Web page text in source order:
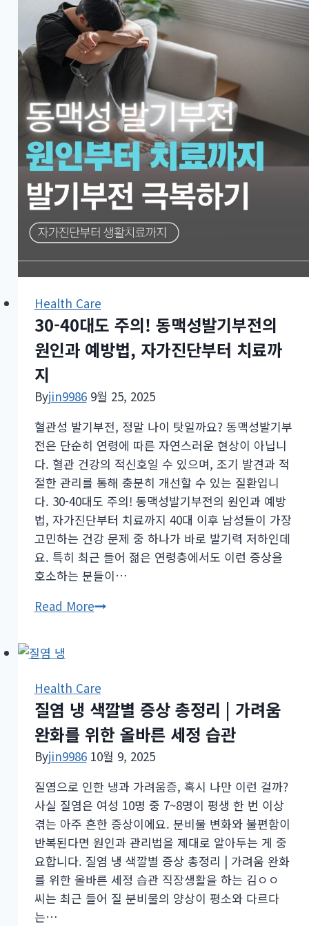
Health Care
30-40대도 주의! 동맥성발기부전의
원인과 예방법, 자가진단부터 치료까
지
Byjin9986 9월 25, 2025
혈관성 발기부전, 정말 나이 탓일까요? 동맥성발기부
전은 단순히 연령에 따른 자연스러운 현상이 아닙니
다. 혈관 건강의 적신호일 수 있으며, 조기 발견과 적
절한 관리를 통해 충분히 개선할 수 있는 질환입니
다. 30-40대도 주의! 동맥성발기부전의 원인과 예방
법, 자가진단부터 치료까지 40대 이후 남성들이 가장
고민하는 건강 문제 중 하나가 바로 발기력 저하인데
요. 특히 최근 들어 젊은 연령층에서도 이런 증상을
호소하는 분들이…
Read More30-
의!
동
맥
성
기
부
전
의
원
인
과
Health Care
질염 냉 색깔별 증상 총정리 | 가려움
완화를 위한 올바른 세정 습관
Byjin9986 10월 9, 2025
질염으로 인한 냉과 가려움증, 혹시 나만 이런 걸까?
사실 질염은 여성 10명 중 7~8명이 평생 한 번 이상
겪는 아주 흔한 증상이에요. 분비물 변화와 불편함이
반복된다면 원인과 관리법을 제대로 알아두는 게 중
요합니다. 질염 냉 색깔별 증상 총정리 | 가려움 완화
를 위한 올바른 세정 습관 직장생활을 하는 김ㅇㅇ
씨는 최근 들어 질 분비물의 양상이 평소와 다르다
는…